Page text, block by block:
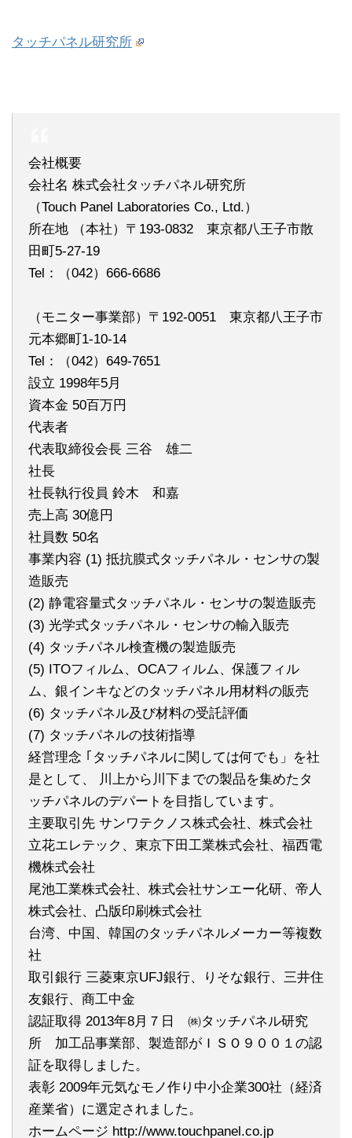
タッチパネル研究所
会社概要
会社名 株式会社タッチパネル研究所
（Touch Panel Laboratories Co., Ltd.）
所在地 （本社）〒193-0832 東京都八王子市散
田町5-27-19
Tel：（042）666-6686
（モニター事業部）〒192-0051 東京都八王子市
元本郷町1-10-14
Tel：（042）649-7651
設立 1998年5月
資本金 50百万円
代表者
代表取締役会長 三谷 雄二
社長
社長執行役員 鈴木 和嘉
売上高 30億円
社員数 50名
事業内容 (1) 抵抗膜式タッチパネル・センサの製
造販売
(2) 静電容量式タッチパネル・センサの製造販売
(3) 光学式タッチパネル・センサの輸入販売
(4) タッチパネル検査機の製造販売
(5) ITOフィルム、OCAフィルム、保護フィル
ム、銀インキなどのタッチパネル用材料の販売
(6) タッチパネル及び材料の受託評価
(7) タッチパネルの技術指導
経営理念 ｢タッチパネルに関しては何でも」を社
是として、 川上から川下までの製品を集めたタ
ッチパネルのデパートを目指しています。
主要取引先 サンワテクノス株式会社、株式会社
立花エレテック、東京下田工業株式会社、福西電
機株式会社
尾池工業株式会社、株式会社サンエー化研、帝人
株式会社、凸版印刷株式会社
台湾、中国、韓国のタッチパネルメーカー等複数
社
取引銀行 三菱東京UFJ銀行、りそな銀行、三井住
友銀行、商工中金
認証取得 2013年8月７日 ㈱タッチパネル研究
所 加工品事業部、製造部がＩＳＯ９００１の認
証を取得しました。
表彰 2009年元気なモノ作り中小企業300社（経済
産業省）に選定されました。
ホームページ http://www.touchpanel.co.jp